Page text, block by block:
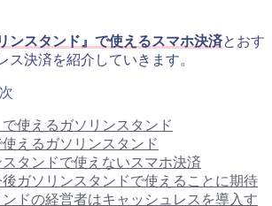
ンスタンド』で使えるスマホ決済とおす
ス決済を紹介していきます。
で使えるガソリンスタンド
使えるガソリンスタンド
スタンドで使えないスマホ決済
後ガソリンスタンドで使えることに期待
ドの経営者はキャッシュレスを導入す